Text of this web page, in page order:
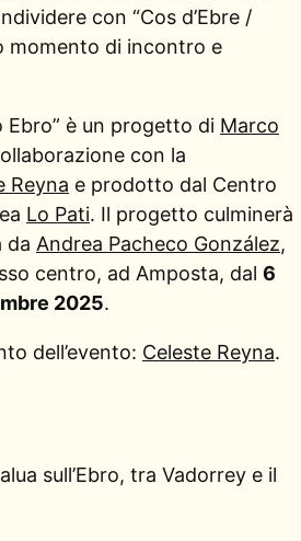
con “Cos d’Ebre /
momento di incontro e
Ebro” è un progetto di Marco
con la
Reyna e prodotto dal Centro
Lo Pati. Il progetto culminerà
da Andrea Pacheco González,
centro, ad Amposta, dal 6
2025.
dell’evento: Celeste Reyna.
sull’Ebro, tra Vadorrey e il